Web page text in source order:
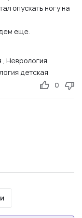
опускать ногу на
еще.
, Неврология
детская
0